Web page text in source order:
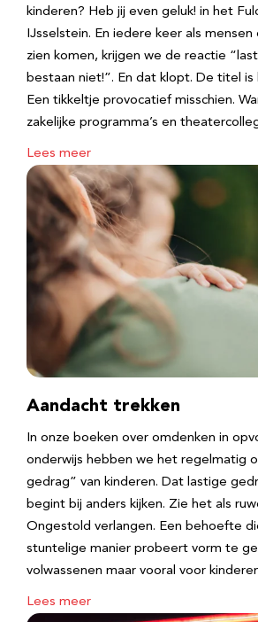
kinderen? Heb jij even geluk! in het
IJsselstein. En iedere keer als
zien komen, krijgen we de reactie
bestaan niet!”. En dat klopt. De titel is
Een tikkeltje provocatief misschien.
zakelijke programma’s en
Lees meer
Aandacht trekken
In onze boeken over omdenken in
onderwijs hebben we het regelmatig
gedrag” van kinderen. Dat lastige
begint bij anders kijken. Zie het als
Ongestold verlangen. Een behoefte
stuntelige manier probeert vorm te
volwassenen maar vooral voor
Lees meer